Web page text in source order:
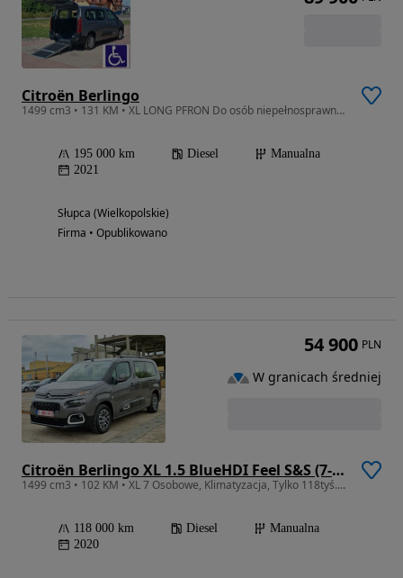
Citroën Berlingo
1499 cm3 • 131 KM • XL LONG PFRON Do osób niepełnosprawnych wózek inwalida
195 000 km Diesel
Manualna
2021
Słupca (Wielkopolskie)
Firma • Opublikowano
Citroën Berlingo XL 1.5 BlueHDI Feel S&S (7-os.)
1499 cm3 • 102 KM • XL 7 Osobowe, Klimatyzacja, Tylko 118tyś. BEZWYPADKOWE, Zadbane !
118 000 km Diesel
Manualna
2020
54 900 PLN
W granicach średniej